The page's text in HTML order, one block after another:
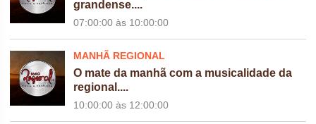
grandense....
07:00:00 às 10:00:00
MANHÃ REGIONAL
O mate da manhã com a musicalidade da
regional....
10:00:00 às 12:00:00